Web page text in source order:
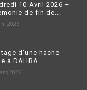
10 Avril 2026 –
de fin de...
2026
d’une hache
à DAHRA.
2026